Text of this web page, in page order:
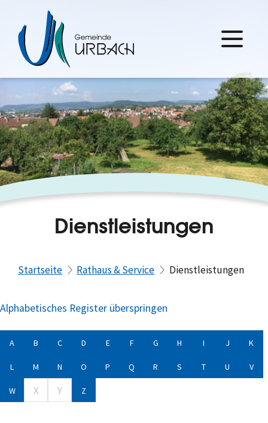
Dienstleistungen
Startseite Rathaus & Service Dienstleistungen
Alphabetisches Register überspringen
A B C D E F G H I J K
L M N O P Q R S T U V
W X Y Z